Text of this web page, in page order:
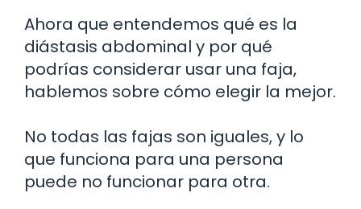
Ahora que entendemos qué es la
diástasis abdominal y por qué
podrías considerar usar una faja,
hablemos sobre cómo elegir la mejor.
No todas las fajas son iguales, y lo
que funciona para una persona
puede no funcionar para otra.